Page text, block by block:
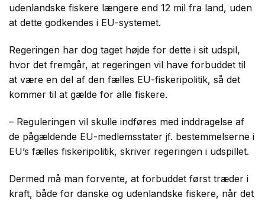
udenlandske fiskere længere end 12 mil fra land, uden
at dette godkendes i EU-systemet.
Regeringen har dog taget højde for dette i sit udspil,
hvor det fremgår, at regeringen vil have forbuddet til
at være en del af den fælles EU-fiskeripolitik, så det
kommer til at gælde for alle fiskere.
– Reguleringen vil skulle indføres med inddragelse af
de pågældende EU-medlemsstater jf. bestemmelserne i
EU’s fælles fiskeripolitik, skriver regeringen i udspillet.
Dermed må man forvente, at forbuddet først træder i
kraft, både for danske og udenlandske fiskere, når det